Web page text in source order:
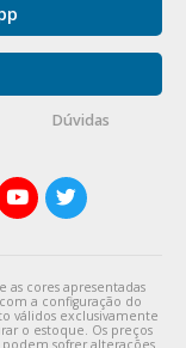
Dúvidas
as cores apresentadas
a configuração do
válidos exclusivamente
o estoque. Os preços
podem sofrer alterações